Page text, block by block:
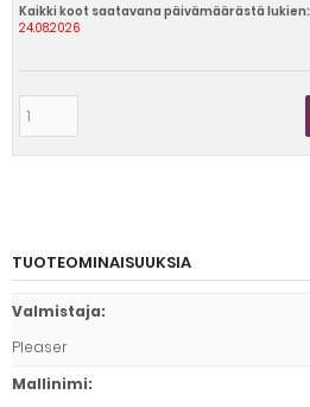
Kaikki koot saatavana päivämäärästä lukien:
24.08.2026
TUOTEOMINAISUUKSIA
Valmistaja:
Pleaser
Mallinimi: